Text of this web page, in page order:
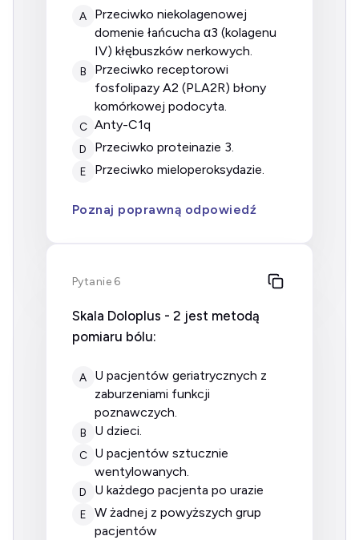
A
przeciwko niekolagenowej
domenie łańcucha α3 (kolagenu
IV) kłębuszków nerkowych.
B
przeciwko receptorowi
fosfolipazy A2 (PLA2R) błony
komórkowej podocyta.
C anty-C1q
D przeciwko proteinazie 3.
E przeciwko mieloperoksydazie.
Poznaj poprawną odpowiedź
Pytanie 6
Skala Doloplus - 2 jest metodą
pomiaru bólu:
A
u pacjentów geriatrycznych z
zaburzeniami funkcji
poznawczych.
B u dzieci.
C
u pacjentów sztucznie
wentylowanych.
D u każdego pacjenta po urazie
E
w żadnej z powyższych grup
pacjentów